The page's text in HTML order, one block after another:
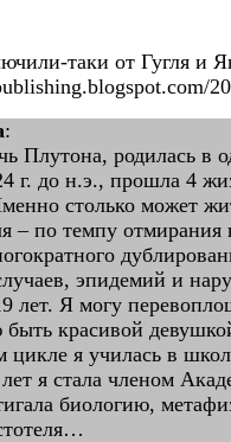
таки от Гугля и
:
Плутона, родилась в
г. до н.э., прошла 4
столько может
– по темпу отмирания
эпидемий и
лет. Я могу
красивой
цикле я училась в
лет я стала членом
биологию,